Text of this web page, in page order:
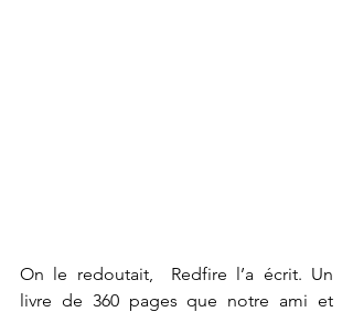
On le redoutait,  Redfire l’a écrit. Un
livre de 360 pages que notre ami et